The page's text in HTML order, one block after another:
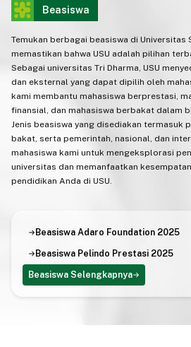
Beasiswa
Temukan berbagai beasiswa di Universitas
memastikan bahwa USU adalah pilihan
Sebagai universitas Tri Dharma, USU
dan eksternal yang dapat dipilih oleh
kami membantu mahasiswa berprestasi,
finansial, dan mahasiswa berbakat dalam
Jenis beasiswa yang disediakan termasuk
bakat, serta pemerintah, nasional, dan
mahasiswa kami untuk mengeksplorasi
universitas dan memanfaatkan
pendidikan Anda di USU.
Beasiswa Adaro Foundation 2025
Beasiswa Pelindo Prestasi 2025
Beasiswa Selengkapnya